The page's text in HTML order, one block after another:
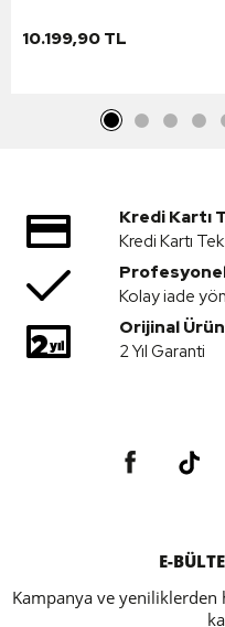
10.199,90 TL
Kredi Kartı
Kredi Kartı
Kolay iade
Orijinal
2 Yıl Garanti
E-
Kampanya ve